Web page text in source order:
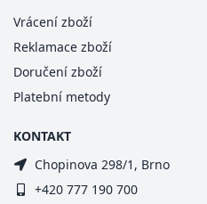
Vrácení zboží
Reklamace zboží
Doručení zboží
Platební metody
KONTAKT
Chopinova 298/1, Brno
+420 777 190 700